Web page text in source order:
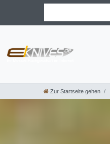
Zur Startseite gehen